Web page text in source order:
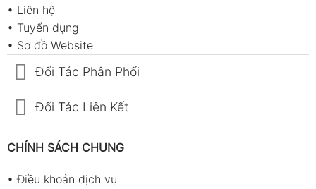
• Liên hệ
• Tuyển dụng
• Sơ đồ Website
Đối Tác Phân Phối
Đối Tác Liên Kết
CHÍNH SÁCH CHUNG
•Điều khoản dịch vụ